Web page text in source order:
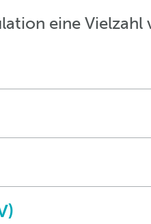
eine Vielzahl